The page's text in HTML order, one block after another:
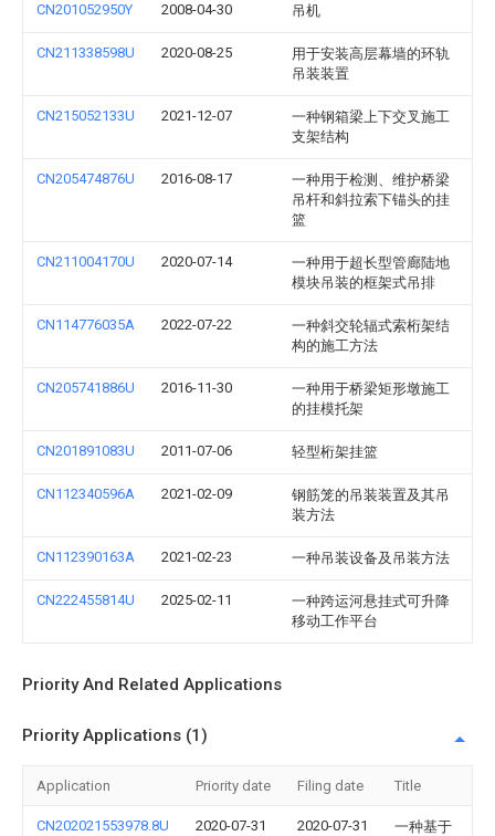
CN201052950Y 2008-04-30 吊机
CN211338598U 2020-08-25
用于安装高层幕墙的环轨
吊装装置
CN215052133U 2021-12-07
一种钢箱梁上下交叉施工
支架结构
CN205474876U 2016-08-17
一种用于检测、维护桥梁
吊杆和斜拉索下锚头的挂
篮
CN211004170U 2020-07-14
一种用于超长型管廊陆地
模块吊装的框架式吊排
CN114776035A 2022-07-22
一种斜交轮辐式索桁架结
构的施工方法
CN205741886U 2016-11-30
一种用于桥梁矩形墩施工
的挂模托架
CN201891083U 2011-07-06 轻型桁架挂篮
CN112340596A 2021-02-09
钢筋笼的吊装装置及其吊
装方法
CN112390163A 2021-02-23 一种吊装设备及吊装方法
CN222455814U 2025-02-11
一种跨运河悬挂式可升降
移动工作平台
Priority And Related Applications
Priority Applications (1)
Application Priority date Filing date Title
CN202021553978.8U 2020-07-31 2020-07-31
一种基于